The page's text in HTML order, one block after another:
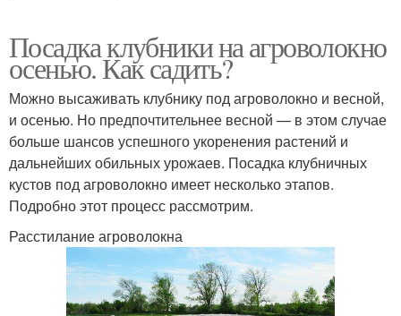
Посадка клубники на агроволокно
осенью. Как садить?
Можно высаживать клубнику под агроволокно и весной,
и осенью. Но предпочтительнее весной — в этом случае
больше шансов успешного укоренения растений и
дальнейших обильных урожаев. Посадка клубничных
кустов под агроволокно имеет несколько этапов.
Подробно этот процесс рассмотрим.
Расстилание агроволокна